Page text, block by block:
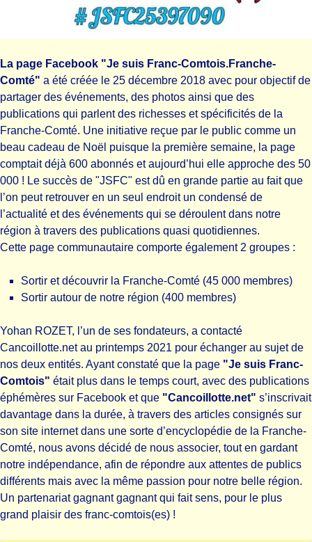
La page Facebook "Je suis Franc-Comtois.Franche-
Comté" a été créée le 25 décembre 2018 avec pour objectif de
partager des événements, des photos ainsi que des
publications qui parlent des richesses et spécificités de la
Franche-Comté. Une initiative reçue par le public comme un
beau cadeau de Noël puisque la première semaine, la page
comptait déjà 600 abonnés et aujourd’hui elle approche des 50
000 ! Le succès de "JSFC" est dû en grande partie au fait que
l’on peut retrouver en un seul endroit un condensé de
l’actualité et des événements qui se déroulent dans notre
région à travers des publications quasi quotidiennes.
Cette page communautaire comporte également 2 groupes :
Sortir et découvrir la Franche-Comté (45 000 membres)
Sortir autour de notre région (400 membres)
Yohan ROZET, l’un de ses fondateurs, a contacté
Cancoillotte.net au printemps 2021 pour échanger au sujet de
nos deux entités. Ayant constaté que la page "Je suis Franc-
Comtois" était plus dans le temps court, avec des publications
éphémères sur Facebook et que "Cancoillotte.net" s’inscrivait
davantage dans la durée, à travers des articles consignés sur
son site internet dans une sorte d’encyclopédie de la Franche-
Comté, nous avons décidé de nous associer, tout en gardant
notre indépendance, afin de répondre aux attentes de publics
différents mais avec la même passion pour notre belle région.
Un partenariat gagnant gagnant qui fait sens, pour le plus
grand plaisir des franc-comtois(es) !